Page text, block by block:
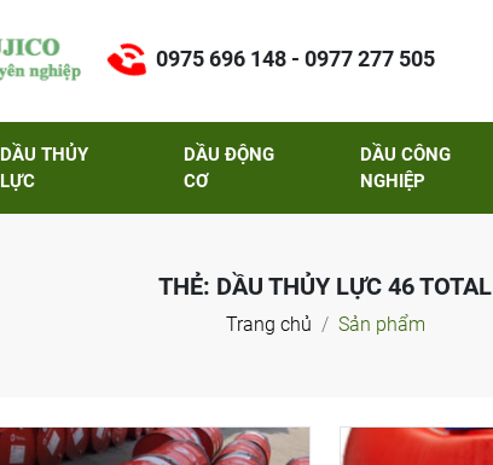
0975 696 148 - 0977 277 505
DẦU THỦY
LỰC
DẦU ĐỘNG
CƠ
DẦU CÔNG
NGHIỆP
THẺ: DẦU THỦY LỰC 46 TOTAL
Trang chủ Sản phẩm